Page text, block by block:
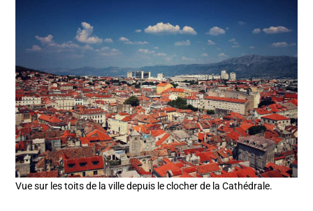
Vue sur les toits de la ville depuis le clocher de la Cathédrale.